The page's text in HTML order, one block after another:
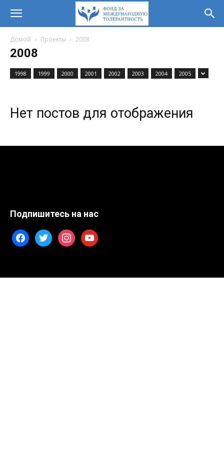
Домой Проекты 2008
2008
1998 1999 2000 2001 2002 2003 2004 2005
Нет постов для отображения
Подпишитесь на нас